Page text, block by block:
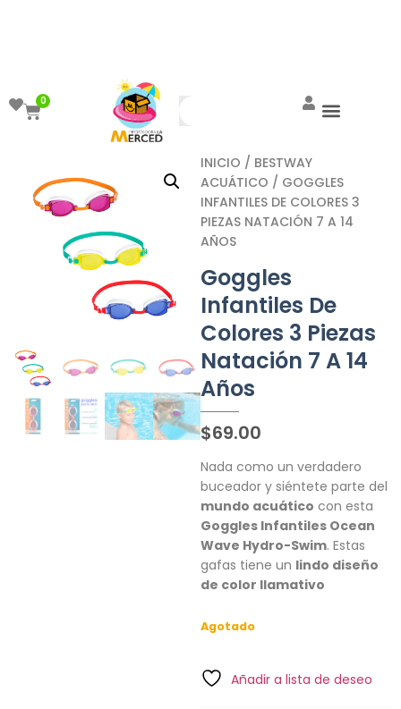
0
INICIO / BESTWAY
ACUÁTICO / GOGGLES
INFANTILES DE COLORES 3
PIEZAS NATACIÓN 7 A 14
AÑOS
Goggles
Infantiles De
Colores 3 Piezas
Natación 7 A 14
Años
$69.00
Nada como un verdadero
buceador y siéntete parte del
mundo acuático con esta
Goggles Infantiles Ocean
Wave Hydro-Swim. Estas
gafas tiene un lindo diseño
de color llamativo
Agotado
Añadir a lista de deseo